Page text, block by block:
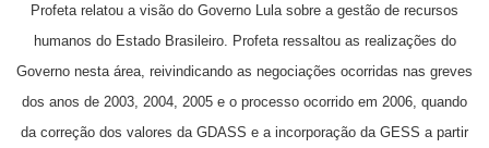
Profeta relatou a visão do Governo Lula sobre a gestão de recursos
humanos do Estado Brasileiro. Profeta ressaltou as realizações do
Governo nesta área, reivindicando as negociações ocorridas nas greves
dos anos de 2003, 2004, 2005 e o processo ocorrido em 2006, quando
da correção dos valores da GDASS e a incorporação da GESS a partir